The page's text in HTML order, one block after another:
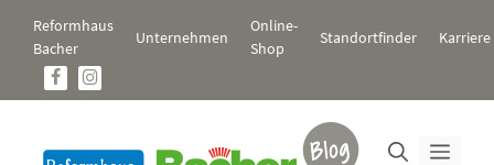
Inhalt
springen
Reformhaus
Bacher
Unternehmen
Online-
Shop
Standortfinder Karriere
Menü